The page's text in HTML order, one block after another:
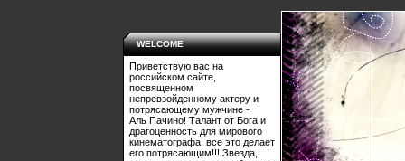
WELCOME
Приветствую вас на
российском сайте,
посвященном
непревзойденному актеру и
потрясающему мужчине -
Аль Пачино! Талант от Бога и
драгоценность для мирового
кинематографа, все это делает
его потрясающим!!! Звезда,